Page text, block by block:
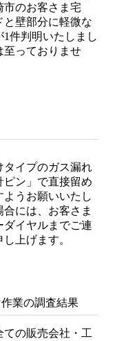
市のお客さま宅
と壁部分に軽微な
件判明いたしまし
至っておりませ
タイプのガス漏れ
ン」で直接留め
うお願いいたし
には、お客さま
ダイヤルまでご連
上げます。
業の調査結果
ての販売会社・工